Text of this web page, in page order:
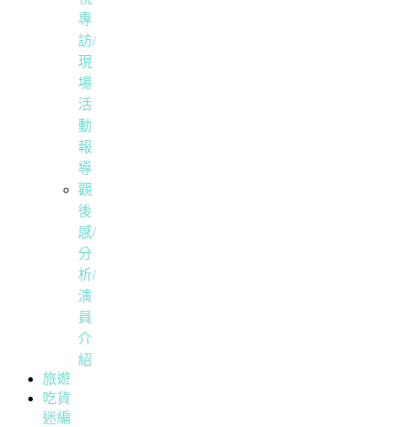
專
訪/
現
場
活
動
報
導
觀
後
感/
分
析/
演
員
介
紹
旅遊
吃貨
迷編